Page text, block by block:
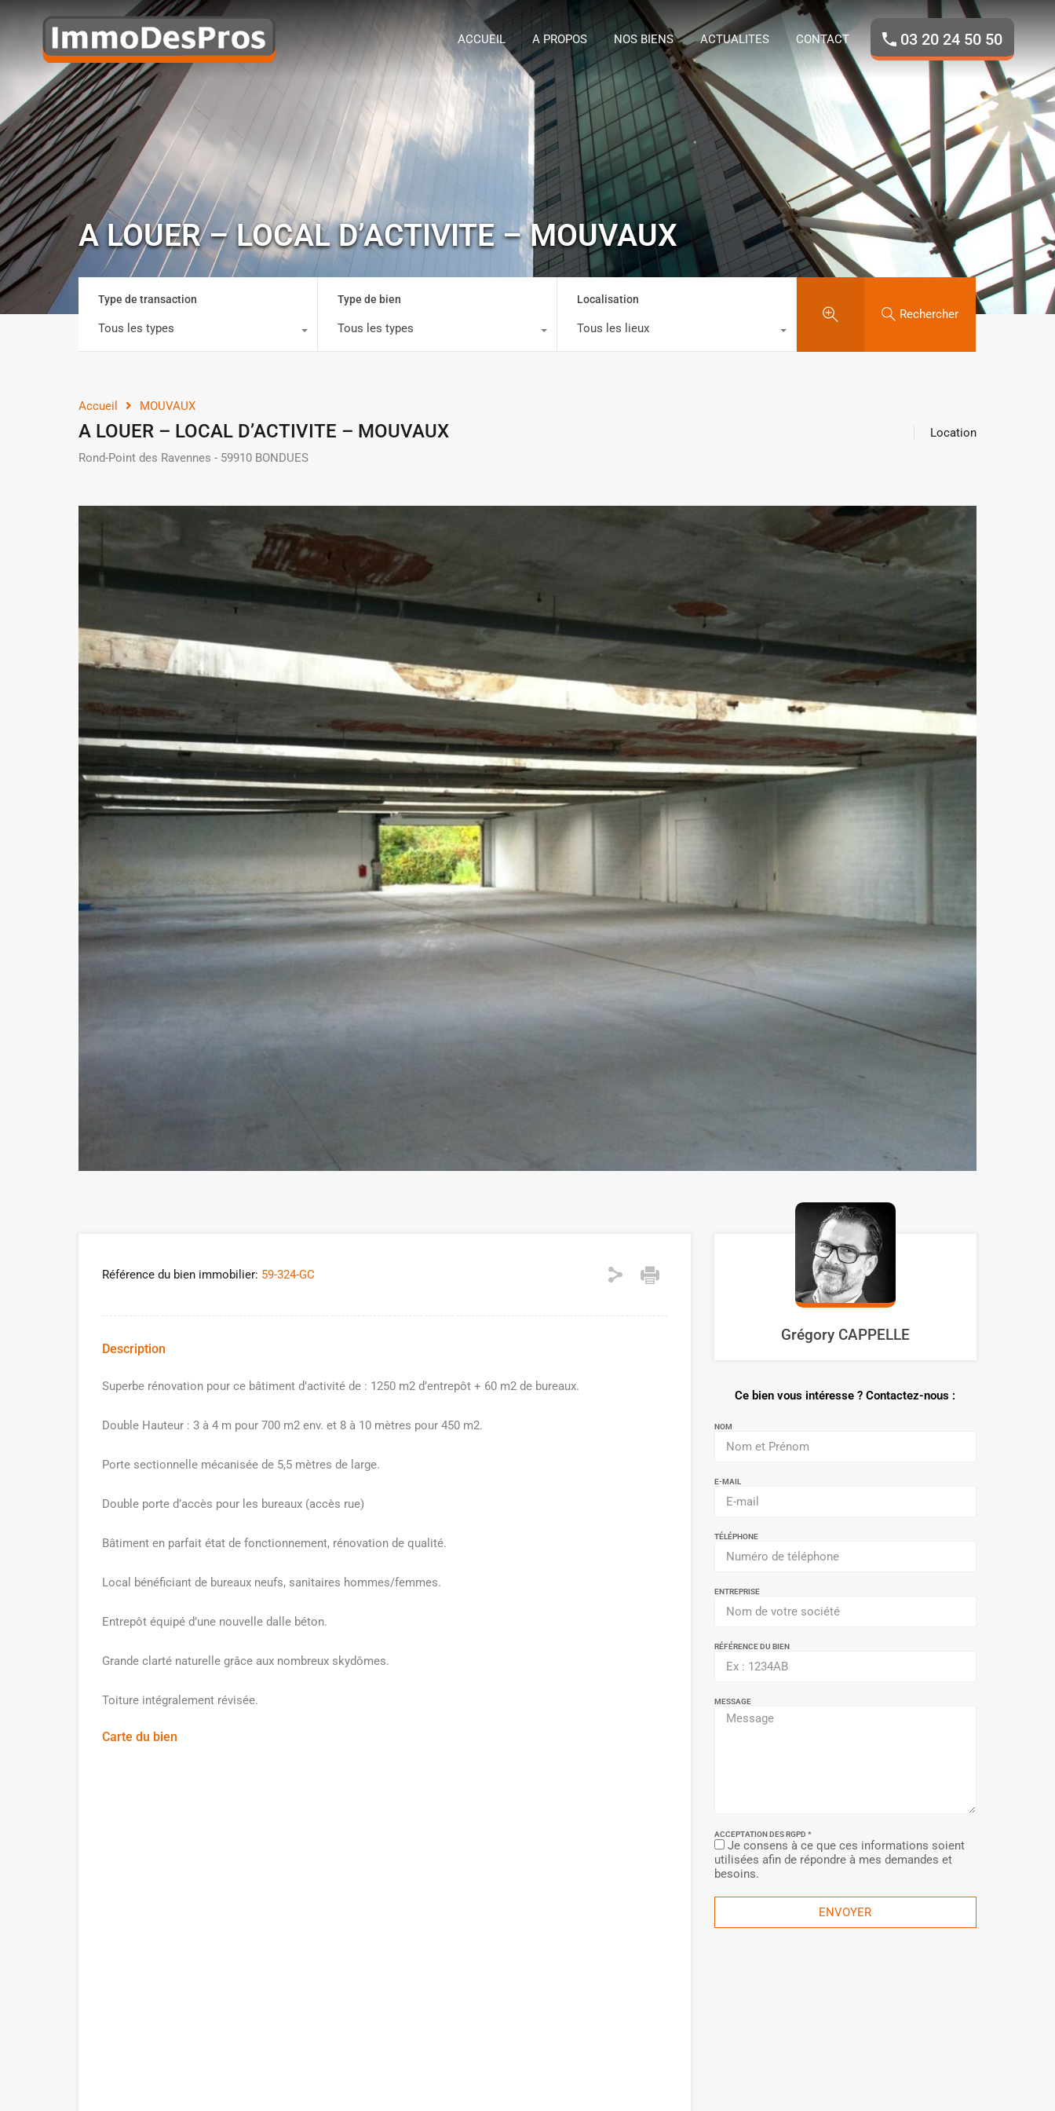
ACCUEIL A PROPOS NOS BIENS ACTUALITES
ACCUEIL A PROPOS NOS BIENS ACTUALITES CONTACT 03 20 24 50 50
A LOUER – LOCAL D’ACTIVITE – MOUVAUX
Type de transaction
Tous les types
Type de bien
Tous les types
Localisation
Tous les lieux
Rechercher
Accueil MOUVAUX
A LOUER – LOCAL D’ACTIVITE – MOUVAUX
Rond-Point des Ravennes - 59910 BONDUES
Location
Référence du bien immobilier: 59-324-GC
Description
Superbe rénovation pour ce bâtiment d’activité de : 1250 m2 d’entrepôt + 60 m2 de bureaux.
Double Hauteur : 3 à 4 m pour 700 m2 env. et 8 à 10 mètres pour 450 m2.
Porte sectionnelle mécanisée de 5,5 mètres de large.
Double porte d’accès pour les bureaux (accès rue)
Bâtiment en parfait état de fonctionnement, rénovation de qualité.
Local bénéficiant de bureaux neufs, sanitaires hommes/femmes.
Entrepôt équipé d’une nouvelle dalle béton.
Grande clarté naturelle grâce aux nombreux skydômes.
Toiture intégralement révisée.
Carte du bien
Grégory CAPPELLE
Ce bien vous intéresse ? Contactez-nous :
NOM
E-MAIL
TÉLÉPHONE
ENTREPRISE
RÉFÉRENCE DU BIEN
MESSAGE
ACCEPTATION DES RGPD *
Je consens à ce que ces informations soient
utilisées afin de répondre à mes demandes et
besoins.
ENVOYER